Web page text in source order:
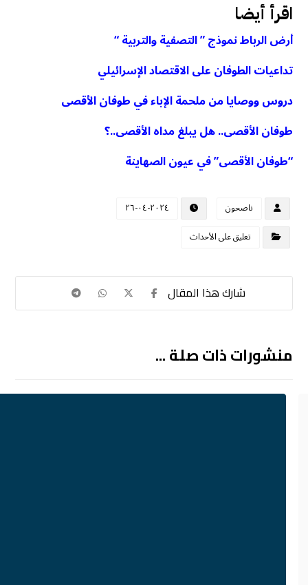
اقرأ أيضا
أرض الرباط نموذج ” التصفية والتربية “
تداعيات الطوفان على الاقتصاد الإسرائيلي
دروس ووصايا من ملحمة الإباء في طوفان الأقصى
طوفان الأقصى.. هل يبلغ مداه الأقصى..؟
“طوفان الأقصى” في عيون الصهاينة
ناصحون
٢٠٢٤-٠٤-٢٦
تعليق على الأحداث
منشورات ذات صلة ...